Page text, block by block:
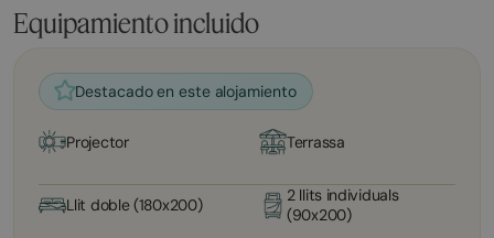
Equipamiento incluido
Destacado en este alojamiento
Projector Terrassa
Llit doble (180x200)
2 llits individuals
(90x200)